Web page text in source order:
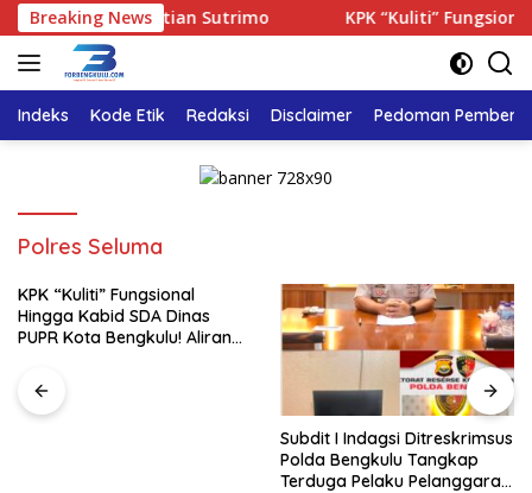
Langsung
ke
konten
Breaking News
Kematian Sutrimo KPK “Kuliti” Fungsional
Indeks Kode Etik Redaksi Disclaimer Pedoman
Polres Seluma
KPK “Kuliti” Fungsional
Hingga Kabid SDA Dinas
PUPR Kota Bengkulu! Aliran
Subdit I Indagsi Ditreskrimsus
Polda Bengkulu Tangkap
Terduga Pelaku Pelanggaran